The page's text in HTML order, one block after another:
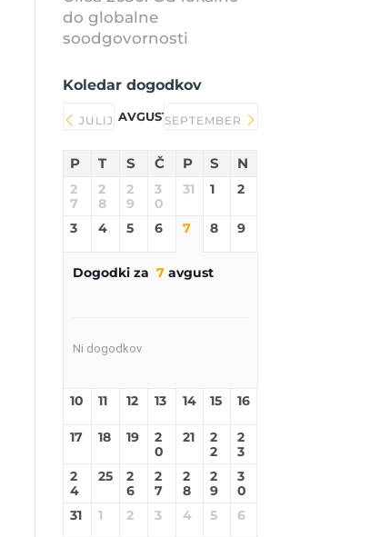
do globalne
soodgovornosti
Koledar dogodkov
JULIJ AVGUST 2026SEPTEMBER
P T S Č P S N
2
7
2
8
2
9
3
0
31 1 2
3 4 5 6 7 8 9
Dogodki za 7avgust
Ni dogodkov
10 11 12 13 14 15 16
17 18 19
2
0
21
2
2
2
3
2
4
25
2
6
2
7
2
8
2
9
3
0
31
1 2 3 4 5 6